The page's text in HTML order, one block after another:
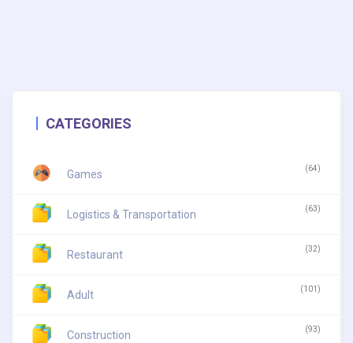
CATEGORIES
Games (64)
Logistics & Transportation (63)
Restaurant (32)
Adult (101)
Construction (93)